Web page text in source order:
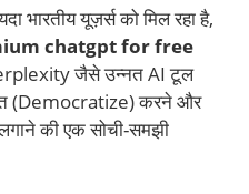
भारतीय यूज़र्स को मिल रहा है,
chatgpt for free
जैसे उन्नत AI टूल
(Democratize) करने और
की एक सोची-समझी